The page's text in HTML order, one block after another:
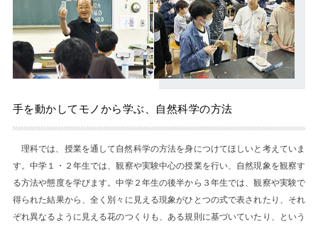
手を動かしてモノから学ぶ、自然科学の方法
理科では、授業を通して自然科学の方法を身につけてほしいと考えていま
す。中学１・２年生では、観察や実験中心の授業を行い、自然現象を観察す
る方法や態度を学びます。中学２年生の後半から３年生では、観察や実験で
得られた結果から、全く別々に見える現象がひとつの式で表されたり、それ
ぞれ異なるように見える花のつくりも、ある規則に基づいていたり、という